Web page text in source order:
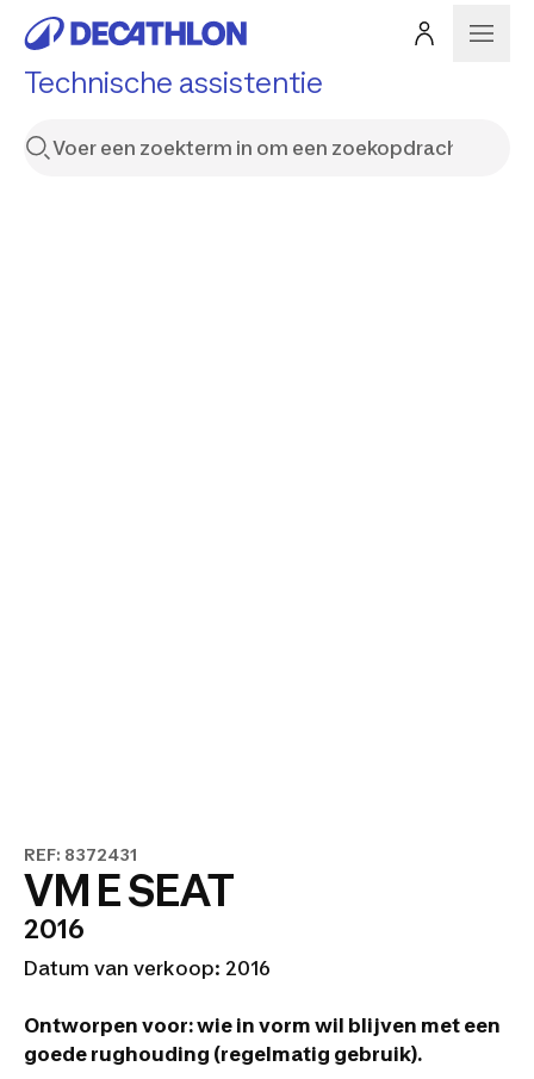
Technische assistentie
REF: 8372431
VM E SEAT
2016
Datum van verkoop: 2016
Ontworpen voor: wie in vorm wil blijven met een
goede rughouding (regelmatig gebruik).